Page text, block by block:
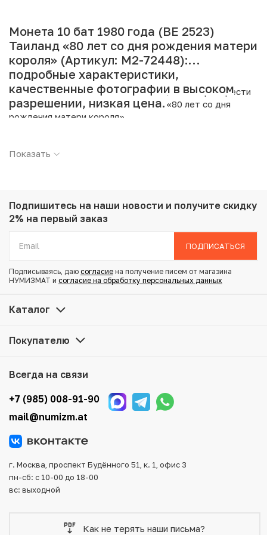
Монета 10 бат 1980 года (BE 2523)
Таиланд «80 лет со дня рождения матери
короля» (Артикул: M2-72448):
подробные характеристики,
качественные фотографии в высоком
разрешении, низкая цена.
Интернет магазин «Нумизмат» предлагает приобрести
10 бат 1980 года (BE 2523) Таиланд «80 лет со дня
рождения матери короля».
Металл: Никель
Вес: 15 г
Тираж: 1.288.000
Тематика: Выдающиеся личности
Купить 10 бат 1980 года (BE 2523) Таиланд «80 лет со
оформить заказ на сайте. Все монеты, представленные
Мы доставим Ваш заказ в любой регион России, кроме
того, возможен самовывоз товара из офиса магазина.
Для вашего удобства представлены несколько способов
оплаты и доставки заказа. Все отправления надежно и
повреждения во время доставки.
Показать
Подпишитесь на наши новости и получите скидку
2% на первый заказ
ПОДПИСАТЬСЯ
Подписываясь, даю согласие на получение писем от магазина
НУМИЗМАТ и согласие на обработку персональных данных
Каталог
Покупателю
Всегда на связи
+7 (985) 008-91-90
mail@numizm.at
г. Москва, проспект Будённого 51, к. 1, офис 3
пн-сб: с 10-00 до 18-00
вс: выходной
Как не терять наши письма?